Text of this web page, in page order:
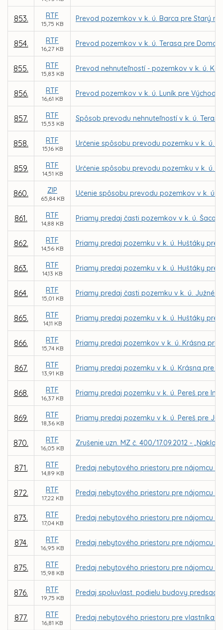
853. RTF
15,75 KB
Prevod pozemkov v k. ú. Barca pre Starý
854. RTF
16,27 KB
Prevod pozemkov v k. ú. Terasa pre Domov
855. RTF
15,83 KB
Prevod nehnuteľností - pozemkov v k. ú.
856. RTF
16,61 KB
Prevod pozemkov v k. ú. Luník pre
857. RTF
15,53 KB
Spôsob prevodu nehnuteľností v k. ú.
858. RTF
15,16 KB
Určenie spôsobu prevodu pozemku v k. ú.
859. RTF
14,51 KB
Určenie spôsobu prevodu pozemku v k. ú.
860. ZIP
65,84 KB
Učenie spôsobu prevodu pozemkov v k. ú.
861. RTF
14,88 KB
Priamy predaj časti pozemkov v k. ú. Šaca
862. RTF
14,56 KB
Priamy predaj pozemku v k. ú. Huštáky pre
863. RTF
14,13 KB
Priamy predaj pozemku v k. ú. Huštáky pre
864. RTF
15,01 KB
Priamy predaj časti pozemku v k. ú. Južné
865. RTF
14,11 KB
Priamy predaj pozemku v k. ú. Huštáky pre
866. RTF
15,74 KB
Priamy predaj pozemkov v k. ú. Krásna pre
867. RTF
13,91 KB
Priamy predaj pozemku v k. ú. Krásna pre
868. RTF
16,37 KB
Priamy predaj pozemku v k. ú. Pereš pre
869. RTF
18,36 KB
Priamy predaj pozemku v k. ú. Pereš pre
870. RTF
16,05 KB
Zrušenie uzn. MZ č. 400/17.09.2012 -
871. RTF
14,89 KB
Predaj nebytového priestoru pre nájomcu
872. RTF
17,22 KB
Predaj nebytového priestoru pre nájomcu
873. RTF
17,04 KB
Predaj nebytového priestoru pre nájomcu
874. RTF
16,95 KB
Predaj nebytového priestoru pre nájomcu
875. RTF
15,98 KB
Predaj nebytového priestoru pre nájomcu
876. RTF
19,75 KB
Predaj spoluvlast. podielu budovy predsad.
877. RTF
16,81 KB
Predaj nebytového priestoru pre vlastníka